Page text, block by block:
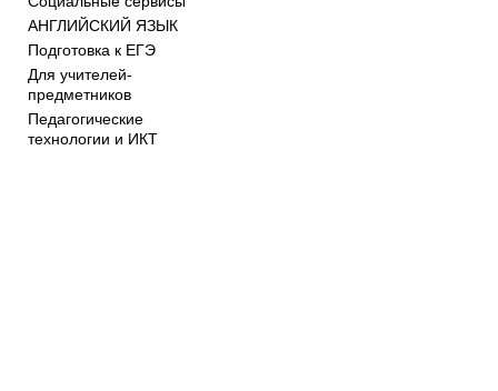
АНГЛИЙСКИЙ ЯЗЫК
Подготовка к ЕГЭ
Для учителей-
предметников
Педагогические
технологии и ИКТ